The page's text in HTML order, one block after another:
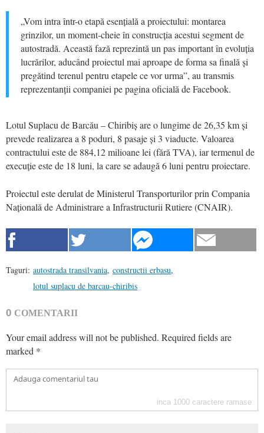
„Vom intra într-o etapă esențială a proiectului: montarea
grinzilor, un moment-cheie în construcția acestui segment de
autostradă. Această fază reprezintă un pas important în evoluția
lucrărilor, aducând proiectul mai aproape de forma sa finală și
pregătind terenul pentru etapele ce vor urma”, au transmis
reprezentanții companiei pe pagina oficială de Facebook.
Lotul Suplacu de Barcău – Chiribiș are o lungime de 26,35 km și
prevede realizarea a 8 poduri, 8 pasaje și 3 viaducte. Valoarea
contractului este de 884,12 milioane lei (fără TVA), iar termenul de
execuție este de 18 luni, la care se adaugă 6 luni pentru proiectare.
Proiectul este derulat de Ministerul Transporturilor prin Compania
Națională de Administrare a Infrastructurii Rutiere (CNAIR).
Taguri: autostrada transilvania, constructii erbasu,
lotul suplacu de barcau-chiribis
0 COMENTARII
Your email address will not be published. Required fields are
marked *
inca 1000 caractere ramase